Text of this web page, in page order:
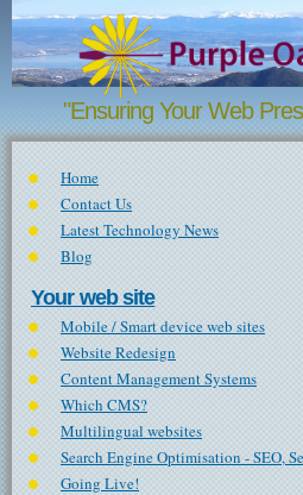
Skip to main content
"Ensuring Your Web
Home
Contact Us
Latest Technology News
Blog
Your web site
Mobile / Smart device web sites
Website Redesign
Content Management Systems
Which CMS?
Multilingual websites
Search Engine Optimisation - SEO,
Going Live!